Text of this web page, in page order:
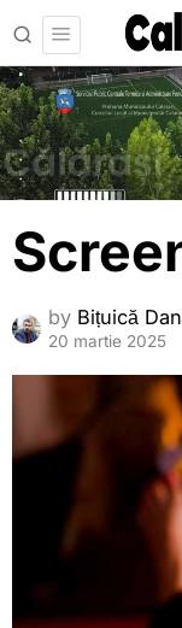
by Bițuică Dan
20 martie 2025